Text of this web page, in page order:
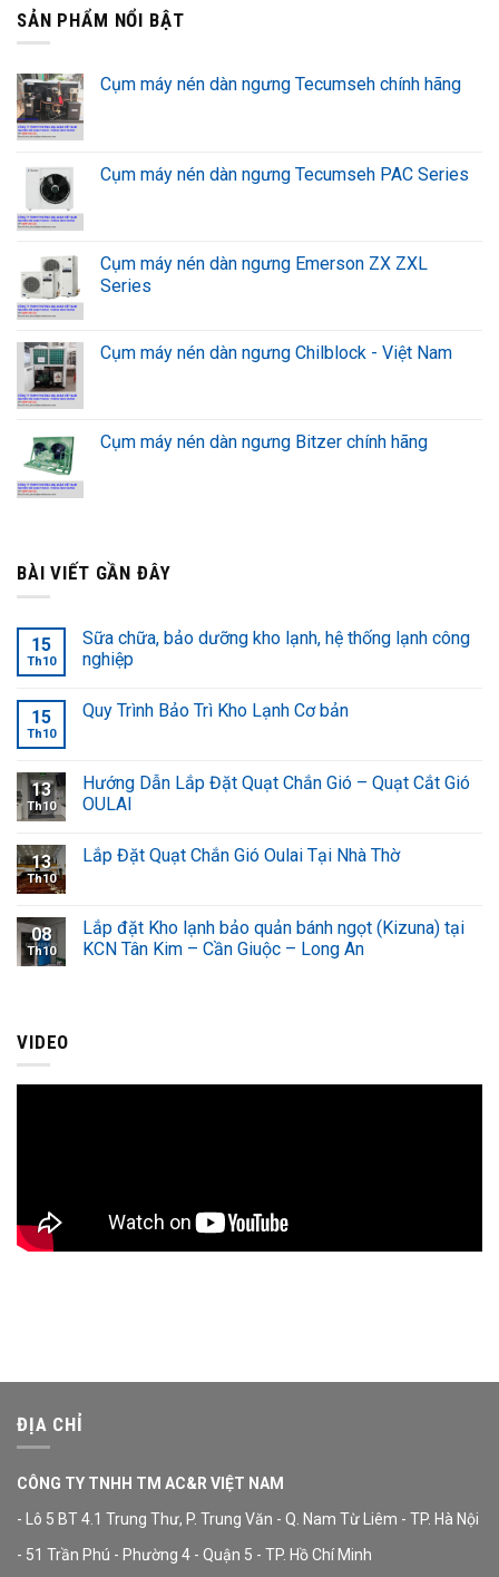
SẢN PHẨM NỔI BẬT
Cụm máy nén dàn ngưng Tecumseh chính hãng
Cụm máy nén dàn ngưng Tecumseh PAC Series
Cụm máy nén dàn ngưng Emerson ZX ZXL
Series
Cụm máy nén dàn ngưng Chilblock - Việt Nam
Cụm máy nén dàn ngưng Bitzer chính hãng
BÀI VIẾT GẦN ĐÂY
15
Th10
Sữa chữa, bảo dưỡng kho lạnh, hệ thống lạnh công
nghiệp
15
Th10
Quy Trình Bảo Trì Kho Lạnh Cơ bản
13
Th10
Hướng Dẫn Lắp Đặt Quạt Chắn Gió – Quạt Cắt Gió
OULAI
13
Th10
Lắp Đặt Quạt Chắn Gió Oulai Tại Nhà Thờ
08
Th10
Lắp đặt Kho lạnh bảo quản bánh ngọt (Kizuna) tại
KCN Tân Kim – Cần Giuộc – Long An
VIDEO
ĐỊA CHỈ
CÔNG TY TNHH TM AC&R VIỆT NAM
- Lô 5 BT 4.1 Trung Thư, P. Trung Văn - Q. Nam Từ Liêm - TP. Hà Nội
- 51 Trần Phú - Phường 4 - Quận 5 - TP. Hồ Chí Minh